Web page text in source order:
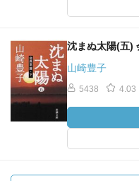
沈まぬ太陽(五)
山崎豊子
5438 4.03